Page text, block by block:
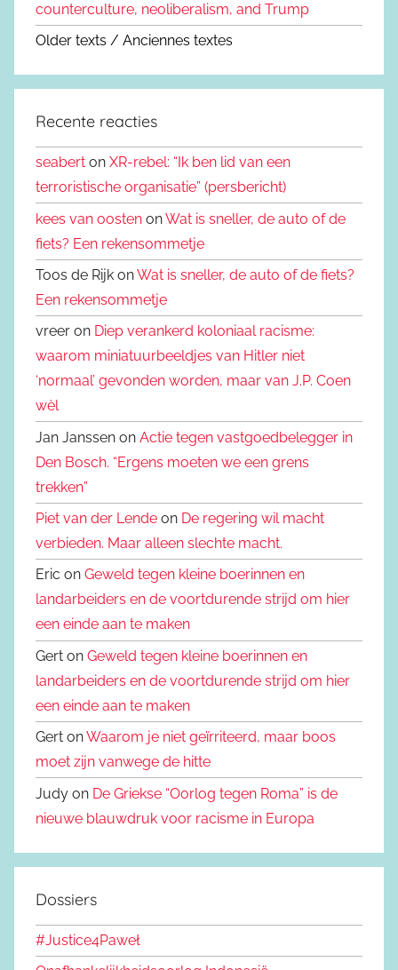
counterculture, neoliberalism, and Trump
Older texts / Anciennes textes
Recente reacties
seabert on XR-rebel: “Ik ben lid van een
terroristische organisatie” (persbericht)
kees van oosten onWat is sneller, de auto of de
fiets? Een rekensommetje
Toos de Rijk onWat is sneller, de auto of de fiets?
Een rekensommetje
vreer on Diep verankerd koloniaal racisme:
waarom miniatuurbeeldjes van Hitler niet
‘normaal’ gevonden worden, maar van J.P. Coen
wèl
Jan Janssen on Actie tegen vastgoedbelegger in
Den Bosch. “Ergens moeten we een grens
trekken”
Piet van der Lende on De regering wil macht
verbieden. Maar alleen slechte macht.
Eric on Geweld tegen kleine boerinnen en
landarbeiders en de voortdurende strijd om hier
een einde aan te maken
Gert on Geweld tegen kleine boerinnen en
landarbeiders en de voortdurende strijd om hier
een einde aan te maken
Gert onWaarom je niet geïrriteerd, maar boos
moet zijn vanwege de hitte
Judy on De Griekse “Oorlog tegen Roma” is de
nieuwe blauwdruk voor racisme in Europa
Dossiers
#Justice4Paweł